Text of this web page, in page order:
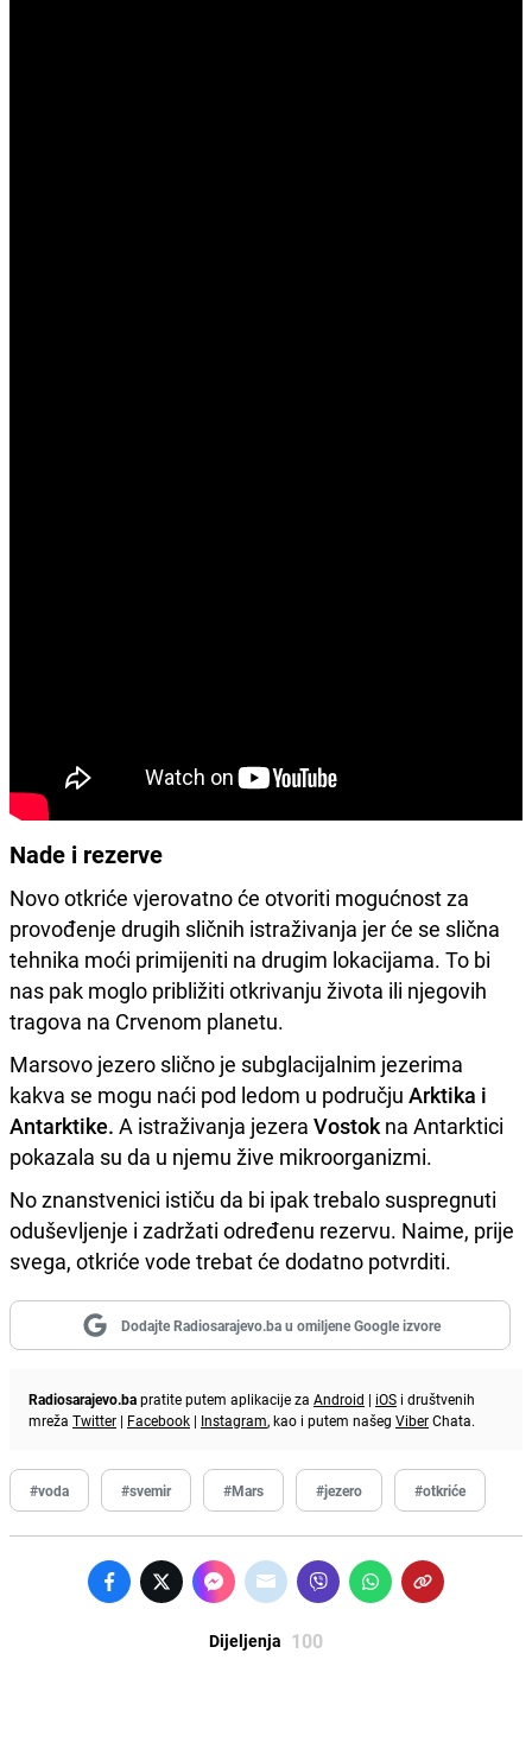
Nade i rezerve
Novo otkriće vjerovatno će otvoriti mogućnost za
provođenje drugih sličnih istraživanja jer će se slična
tehnika moći primijeniti na drugim lokacijama. To bi
nas pak moglo približiti otkrivanju života ili njegovih
tragova na Crvenom planetu.
Marsovo jezero slično je subglacijalnim jezerima
kakva se mogu naći pod ledom u području Arktika i
Antarktike. A istraživanja jezera Vostok na Antarktici
pokazala su da u njemu žive mikroorganizmi.
No znanstvenici ističu da bi ipak trebalo suspregnuti
oduševljenje i zadržati određenu rezervu. Naime, prije
svega, otkriće vode trebat će dodatno potvrditi.
Dodajte Radiosarajevo.ba u omiljene Google izvore
Radiosarajevo.bapratite putem aplikacije za Android | iOS i društvenih
mreža Twitter | Facebook | Instagram, kao i putem našeg ViberChata.
#voda #svemir #Mars #jezero #otkriće
Dijeljenja 100